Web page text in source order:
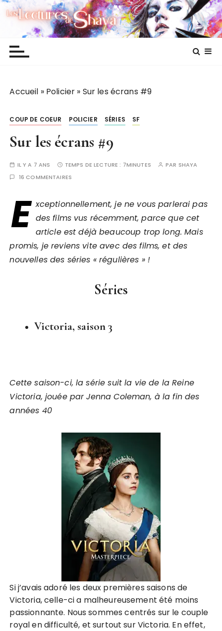
P
Les lectures de Shaya
Accueil » Policier » Sur les écrans #9
COUP DE COEUR POLICIER SÉRIES SF
Sur les écrans #9
IL Y A 7 ANS TEMPS DE LECTURE : 7MINUTES PAR SHAYA
16 COMMENTAIRES
E xceptionnellement, je ne vous parlerai pas
des films vus récemment, parce que cet
article est déjà beaucoup trop long. Mais
promis, je reviens vite avec des films, et des
nouvelles des séries « régulières » !
Séries
Victoria, saison 3
Cette saison-ci, la série suit la vie de la Reine
Victoria, jouée par Jenna Coleman, à la fin des
années 40
Si j’avais adoré les deux premières saisons de
Victoria, celle-ci a malheureusement été moins
passionnante. Nous sommes centrés sur le couple
royal en difficulté, et surtout sur Victoria. En effet,